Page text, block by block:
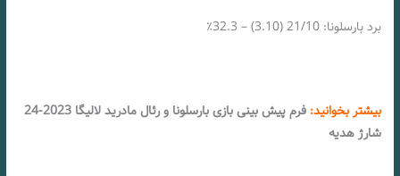
برد بارسلونا: 21/10 (3.10) – 32.3٪
بیشتر بخوانید:
فرم پیش بینی بازی بارسلونا و رئال مادرید لالیگا 2023-24
شارژ هدیه